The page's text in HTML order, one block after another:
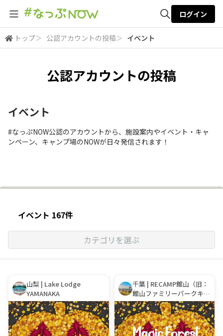
全体検索
ログイン
トップ＞ 公認アカウントの投稿＞ イベント
公認アカウントの投稿
イベント
#なっぷNOW公認のアカウントから、施設案内やイベント・キャ
ンペーン、キャンプ場のNOWが日々発信されます！
イベント 167件
カテゴリを選ぶ
山梨 | Lake Lodge
YAMANAKA
千葉 | RECAMP館山（旧：
館山ファミリーパークキャ
ンプ場）